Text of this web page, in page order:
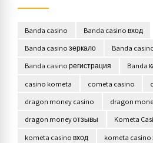
Banda casino
Banda casino вход
Banda casino зеркало
Banda
Banda casino регистрация
Banda
casino kometa
cometa casino
dragon money casino
dragon
dragon money отзывы
Kometa
kometa casino вход
kometa casino